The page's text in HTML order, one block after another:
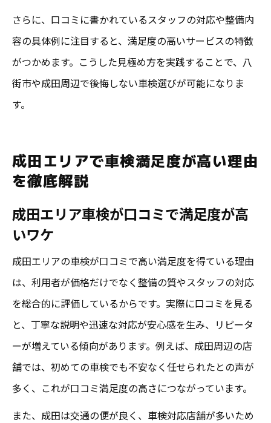
さらに、口コミに書かれているスタッフの対応や整備内
容の具体例に注目すると、満足度の高いサービスの特徴
がつかめます。こうした見極め方を実践することで、八
街市や成田周辺で後悔しない車検選びが可能になりま
す。
成田エリアで車検満足度が高い理由
を徹底解説
成田エリア車検が口コミで満足度が高
いワケ
成田エリアの車検が口コミで高い満足度を得ている理由
は、利用者が価格だけでなく整備の質やスタッフの対応
を総合的に評価しているからです。実際に口コミを見る
と、丁寧な説明や迅速な対応が安心感を生み、リピータ
ーが増えている傾向があります。例えば、成田周辺の店
舗では、初めての車検でも不安なく任せられたとの声が
多く、これが口コミ満足度の高さにつながっています。
また、成田は交通の便が良く、車検対応店舗が多いため